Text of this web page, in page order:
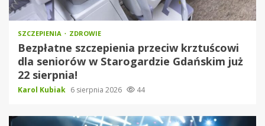
SZCZEPIENIA ZDROWIE
Bezpłatne szczepienia przeciw krztuścowi
dla seniorów w Starogardzie Gdańskim już
22 sierpnia!
Karol Kubiak 6 sierpnia 2026 44